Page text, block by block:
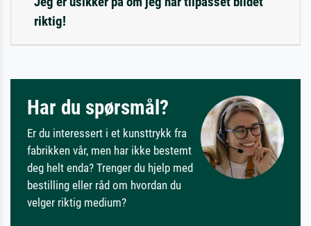
riktig!
Har du spørsmål?
Er du interessert i et kunsttrykk fra
fabrikken vår, men har ikke bestemt
deg helt enda? Trenger du hjelp med
bestilling eller råd om hvordan du
velger riktig medium?